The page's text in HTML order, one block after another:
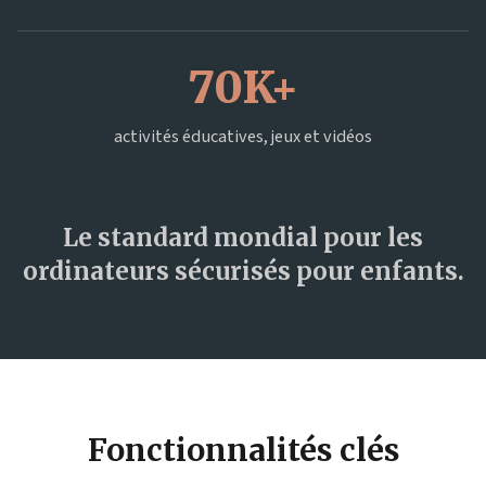
70K+
activités éducatives, jeux et vidéos
Le standard mondial pour les
ordinateurs sécurisés pour enfants.
Fonctionnalités clés